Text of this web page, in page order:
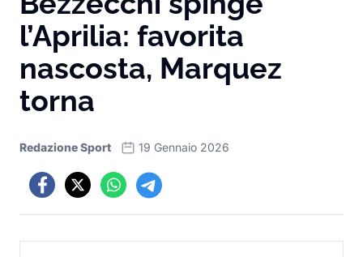
l’Aprilia: favorita
nascosta, Marquez
torna
Redazione Sport 19 Gennaio 2026